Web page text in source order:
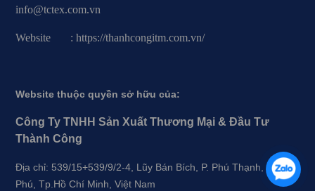
info@tctex.com.vn
Website : https://thanhcongitm.com.vn/
Website thuộc quyền sở hữu của:
Công Ty TNHH Sản Xuất Thương Mại & Đầu Tư
Thành Công
Địa chỉ: 539/15+539/9/2-4, Lũy Bán Bích, P. Phú Thạnh, Q.Tân
Phú, Tp.Hồ Chí Minh, Việt Nam